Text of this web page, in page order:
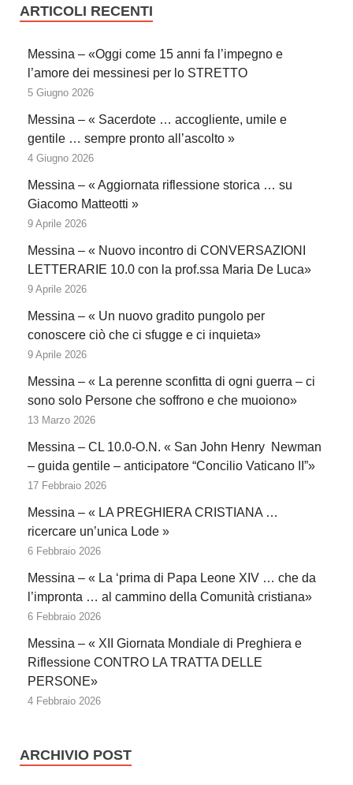
ARTICOLI RECENTI
Messina – «Oggi come 15 anni fa l’impegno e
l’amore dei messinesi per lo STRETTO
5 Giugno 2026
Messina – « Sacerdote … accogliente, umile e
gentile … sempre pronto all’ascolto »
4 Giugno 2026
Messina – « Aggiornata riflessione storica … su
Giacomo Matteotti »
9 Aprile 2026
Messina – « Nuovo incontro di CONVERSAZIONI
LETTERARIE 10.0 con la prof.ssa Maria De Luca»
9 Aprile 2026
Messina – « Un nuovo gradito pungolo per
conoscere ciò che ci sfugge e ci inquieta»
9 Aprile 2026
Messina – « La perenne sconfitta di ogni guerra – ci
sono solo Persone che soffrono e che muoiono»
13 Marzo 2026
Messina – CL 10.0-O.N. « San John Henry Newman
– guida gentile – anticipatore “Concilio Vaticano II”»
17 Febbraio 2026
Messina – « LA PREGHIERA CRISTIANA …
ricercare un’unica Lode »
6 Febbraio 2026
Messina – « La ‘prima di Papa Leone XIV … che da
l’impronta … al cammino della Comunità cristiana»
6 Febbraio 2026
Messina – « XII Giornata Mondiale di Preghiera e
Riflessione CONTRO LA TRATTA DELLE
PERSONE»
4 Febbraio 2026
ARCHIVIO POST